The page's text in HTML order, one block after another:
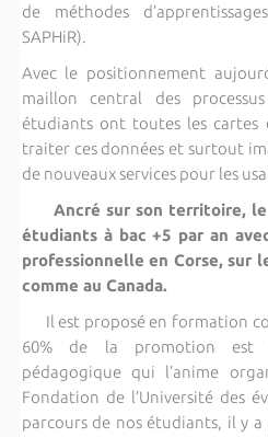
de méthodes
SAPHiR).
Avec le positionnement
maillon central des
étudiants ont toutes les
traiter ces données et surtout
de nouveaux services pour les
Ancré sur son territoire, le
étudiants à bac +5 par an
professionnelle en Corse, sur
comme au Canada.
Il est proposé en formation
60% de la promotion est
pédagogique qui l’anime
Fondation de l’Université des
parcours de nos étudiants, il y